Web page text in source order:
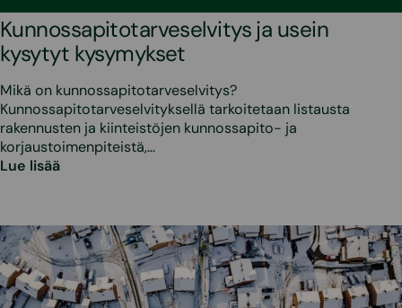
Kunnossapitotarveselvitys ja usein
kysytyt kysymykset
Mikä on kunnossapitotarveselvitys?
Kunnossapitotarveselvityksellä tarkoitetaan listausta
rakennusten ja kiinteistöjen kunnossapito- ja
korjaustoimenpiteistä,…
Lue lisää